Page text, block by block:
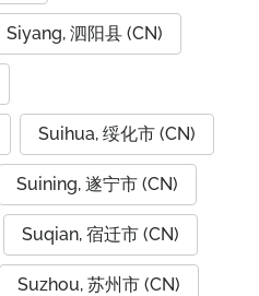
Siyang, 泗阳县 (CN)
Suihua, 绥化市 (CN)
Suining, 遂宁市 (CN)
Suqian, 宿迁市 (CN)
Suzhou, 苏州市 (CN)